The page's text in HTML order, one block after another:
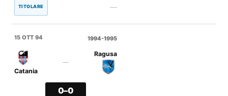
TITOLARE —
15 OTT 94
Catania
—
Ragusa
0–0
1994-1995